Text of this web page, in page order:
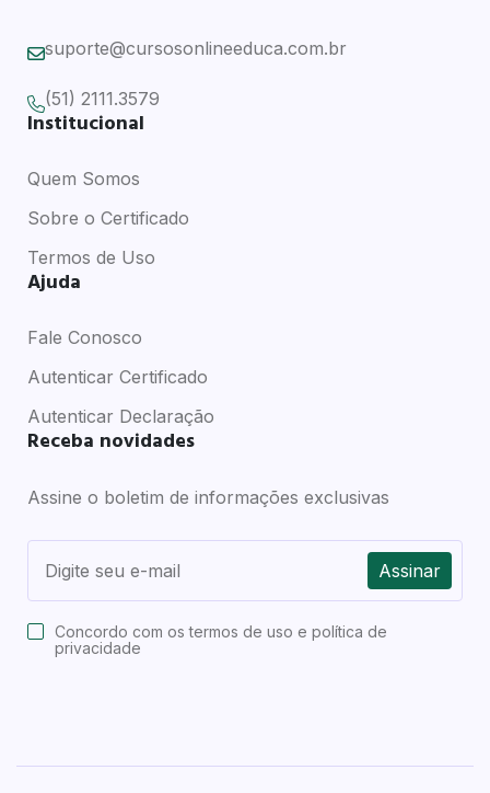
suporte@cursosonlineeduca.com.br
(51) 2111.3579
Institucional
Quem Somos
Sobre o Certificado
Termos de Uso
Ajuda
Fale Conosco
Autenticar Certificado
Autenticar Declaração
Receba novidades
Assine o boletim de informações exclusivas
Assinar
Concordo com ostermos de uso e política de
privacidade